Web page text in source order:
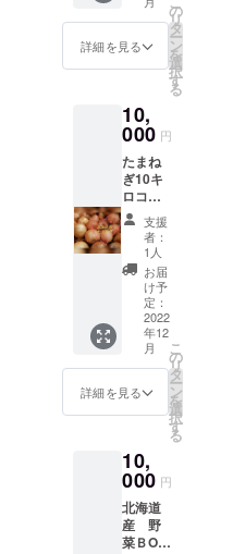
はお任
せにな
りま
ラアイ
スで、
けなど
は生ク
リーム
になり
す。。
何が届
くかお
楽しみ
になり
ます。
作りた
てを急
速冷凍
定で
す。 ア
イスク
リーム
なので
届きま
（100g
入） 当
店の使
用して
コー
ヒーを
お家で
楽しめ
ます。
一緒に
手作り
北海道
産小麦
使用シ
フォン
ケーキ
もお届
けしま
す。 冷
凍にて
ご自宅
味しい
入れ方
りしま
す。
「原材
詳細を見る
の
リ
タ
ー
ン
を
選
択
す
る
10,
000 円
たまね
ぎ10キ
ロコー
ス（総
重量に
なりま
す）
100cm
ダン
ボール
10キロ
になる
よう詰
めまし
た。 玉
湿に弱
い野菜
ですの
で、基
本的に
は冷蔵
支援
者：
1人
お届
け予
定：
2022
年12
月
詳細を見る
こ
の
リ
タ
ー
ン
を
選
択
す
る
10,
000 円
北海道
産 野
菜ＢOX